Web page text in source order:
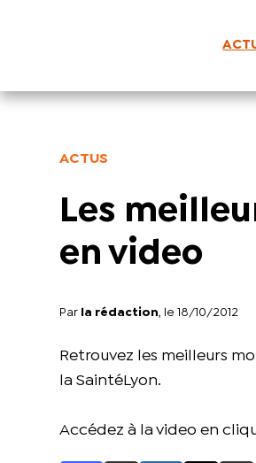
ACTUS
Les
en video
Par la rédaction , le 18/10/2012
Retrouvez les meilleurs
la SaintéLyon.
Accédez à la video en